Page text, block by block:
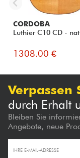
CORDOBA
Luthier C10 CD -
1308.00 €
Verpassen
durch Erhalt
Bleiben Sie
Angebote, neue